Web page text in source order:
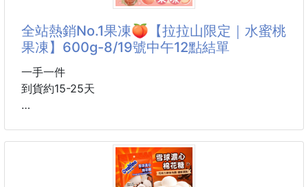
👉不是
米紙的100種料理🎉
清爽配方 一用就上手
✔️完全0麩質 沒壓力輕鬆吃
✔️超低脂 料理0無負擔
.
原裝進口~品質保證!!
全站熱銷No.1果凍🍑【拉拉山限定｜水蜜桃
果凍】600g-8/19號中午12點結單
一手一件
到貨約15-25天
🏆全站熱銷No.1果凍🍑【拉拉山限定｜水蜜桃果凍】
600g超大份量，甜蜜一次滿足！🍑